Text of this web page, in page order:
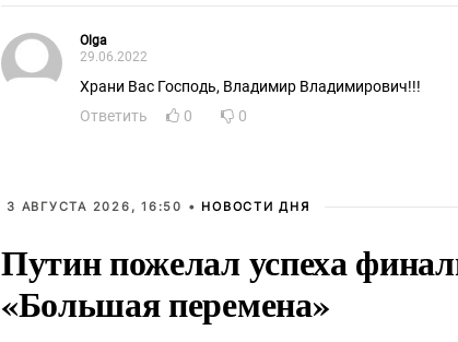
Olga
29.06.2022
Храни Вас Господь, Владимир Владимирович!!!
Ответить
0 0
3 АВГУСТА 2026, 16:50 • НОВОСТИ ДНЯ
Путин пожелал успеха
«Большая перемена»